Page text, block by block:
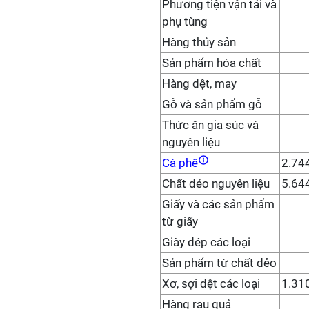
Phương tiện vận tải và
phụ tùng
Hàng thủy sản
Sản phẩm hóa chất
Hàng dệt, may
Gỗ và sản phẩm gỗ
Thức ăn gia súc và
nguyên liệu
Cà phê
Chất dẻo nguyên liệu
Giấy và các sản phẩm
từ giấy
Giày dép các loại
Sản phẩm từ chất dẻo
Xơ, sợi dệt các loại
Hàng rau quả